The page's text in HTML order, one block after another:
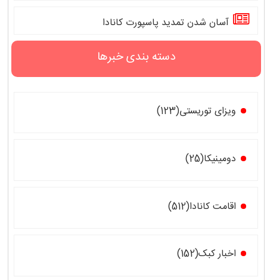
آسان شدن تمدید پاسپورت کانادا
دسته بندی خبرها
ویزای توریستی(123)
دومینیکا(25)
اقامت کانادا(512)
اخبار کبک(152)